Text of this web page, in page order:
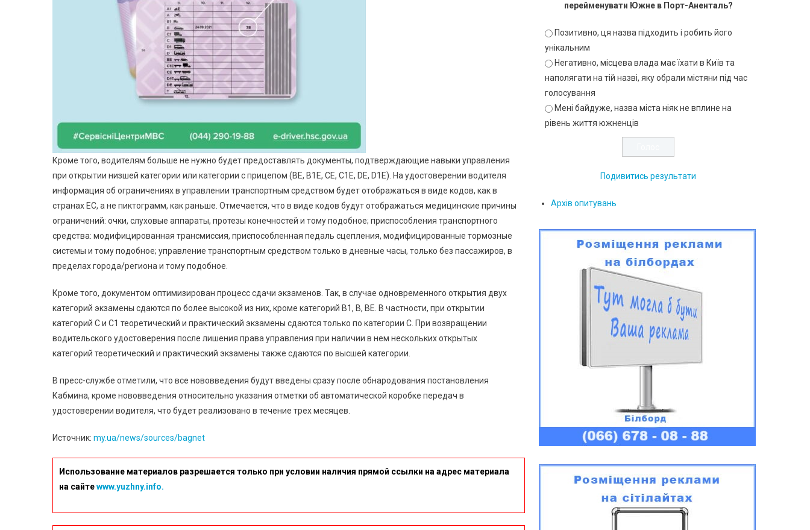
Кроме того, водителям больше не нужно будет предоставлять документы, подтверждающие навыки управления
при открытии низшей категории или категории с прицепом (ВЕ, В1Е, СЕ, С1Е, DE, D1E). На удостоверении водителя
информация об ограничениях в управлении транспортным средством будет отображаться в виде кодов, как в
странах ЕС, а не пиктограмм, как раньше. Отмечается, что в виде кодов будут отображаться медицинские причины
ограничений: очки, слуховые аппараты, протезы конечностей и тому подобное; приспособления транспортного
средства: модифицированная трансмиссия, приспособленная педаль сцепления, модифицированные тормозные
системы и тому подобное; управление транспортным средством только в дневные часы, только без пассажиров, в
пределах города/региона и тому подобное.
Кроме того, документом оптимизирован процесс сдачи экзаменов. Так, в случае одновременного открытия двух
категорий экзамены сдаются по более высокой из них, кроме категорий В1, В, ВЕ. В частности, при открытии
категорий С и С1 теоретический и практический экзамены сдаются только по категории С. При возвращении
водительского удостоверения после лишения права управления при наличии в нем нескольких открытых
категорий теоретический и практический экзамены также сдаются по высшей категории.
В пресс-службе отметили, что все нововведения будут введены сразу после обнародования постановления
Кабмина, кроме нововведения относительно указания отметки об автоматической коробке передач в
удостоверении водителя, что будет реализовано в течение трех месяцев.
Источник: my.ua/news/sources/bagnet
Использование материалов разрешается только при условии наличия прямой ссылки на адрес материала
на сайтеwww.yuzhny.info.
перейменувати Южне в Порт-Аненталь?
Позитивно, ця назва підходить і робить його
унікальним
Негативно, місцева влада має їхати в Київ та
наполягати на тій назві, яку обрали містяни під час
голосування
Мені байдуже, назва міста ніяк не вплине на
рівень життя южненців
Подивитись результати
Архів опитувань